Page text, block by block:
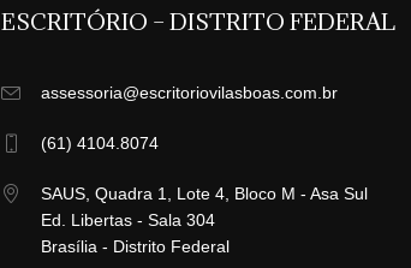
ESCRITÓRIO – DISTRITO FEDERAL
assessoria@escritoriovilasboas.com.br
(61) 4104.8074
SAUS, Quadra 1, Lote 4, Bloco M - Asa Sul
Ed. Libertas - Sala 304
Brasília - Distrito Federal